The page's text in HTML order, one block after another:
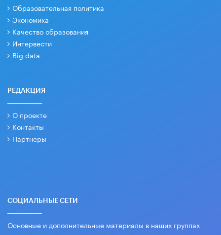
Образовательная политика
Экономика
Качество образования
Интервести
Big data
РЕДАКЦИЯ
О проекте
Контакты
Партнеры
СОЦИАЛЬНЫЕ СЕТИ
Основные и дополнительные материалы в наших группах